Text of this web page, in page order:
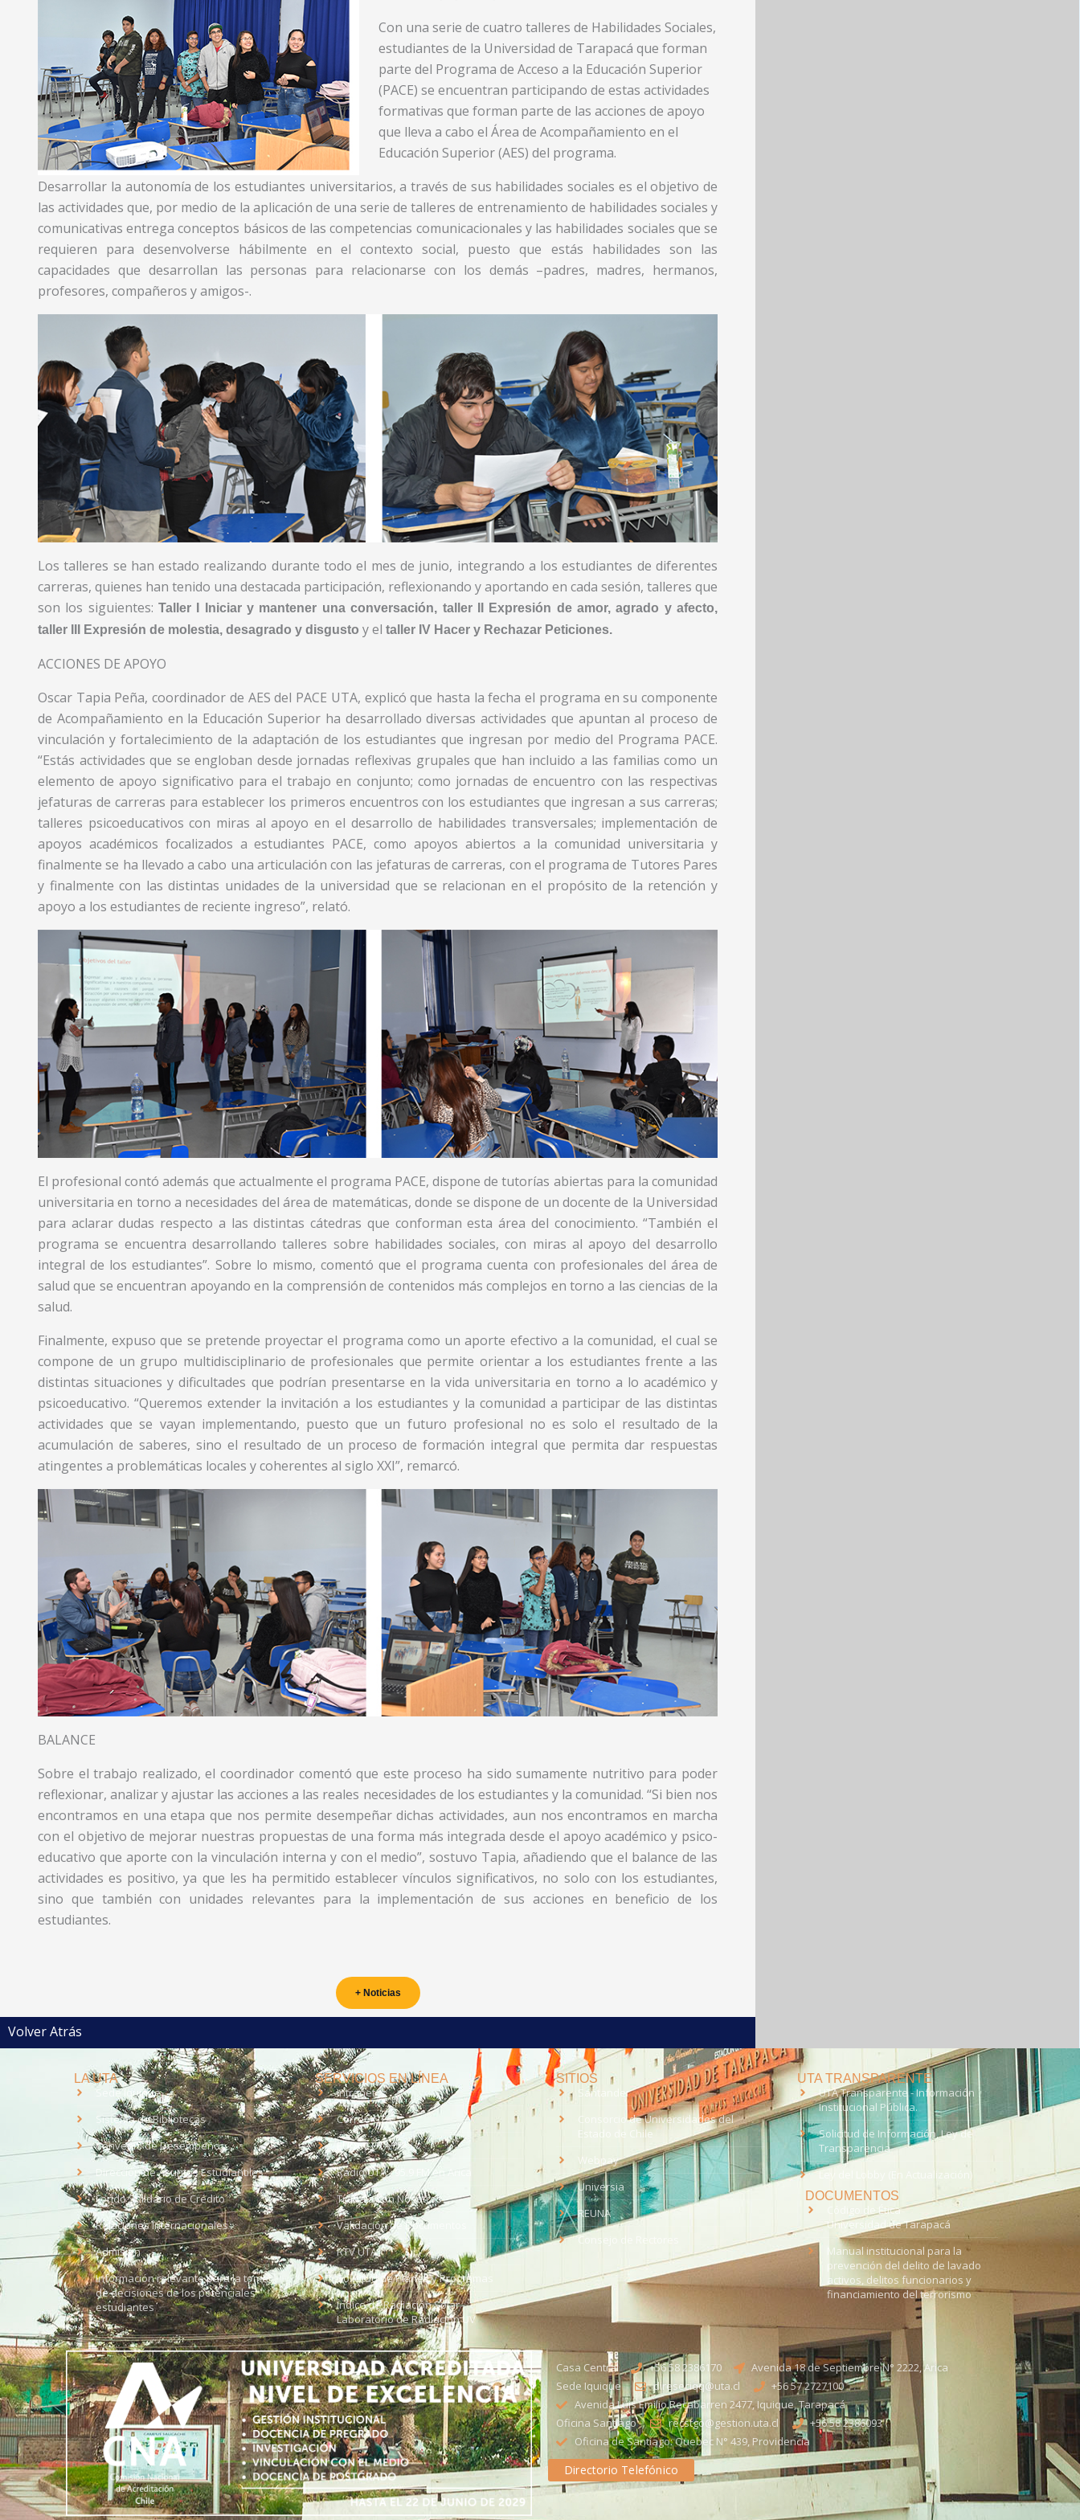
Con una serie de cuatro talleres de Habilidades Sociales,
estudiantes de la Universidad de Tarapacá que forman
parte del Programa de Acceso a la Educación Superior
(PACE) se encuentran participando de estas actividades
formativas que forman parte de las acciones de apoyo
que lleva a cabo el Área de Acompañamiento en el
Educación Superior (AES) del programa.
Desarrollar la autonomía de los estudiantes universitarios, a través de sus habilidades sociales es el objetivo de
las actividades que, por medio de la aplicación de una serie de talleres de entrenamiento de habilidades sociales y
comunicativas entrega conceptos básicos de las competencias comunicacionales y las habilidades sociales que se
requieren para desenvolverse hábilmente en el contexto social, puesto que estás habilidades son las
capacidades que desarrollan las personas para relacionarse con los demás –padres, madres, hermanos,
profesores, compañeros y amigos-.
Los talleres se han estado realizando durante todo el mes de junio, integrando a los estudiantes de diferentes
carreras, quienes han tenido una destacada participación, reflexionando y aportando en cada sesión, talleres que
son los siguientes:Taller Iniciar y mantener una conversación, taller II
Expresión de amor, agrado y afecto,
taller III Expresión de molestia, desagrado y disgusto y el taller IV Hacer y Rechazar Peticiones.
ACCIONES DE APOYO
Oscar Tapia Peña, coordinador de AES del PACE UTA, explicó que hasta la fecha el programa en su componente
de Acompañamiento en la Educación Superior ha desarrollado diversas actividades que apuntan al proceso de
vinculación y fortalecimiento de la adaptación de los estudiantes que ingresan por medio del Programa PACE.
“Estás actividades que se engloban desde jornadas reflexivas grupales que han incluido a las familias como un
elemento de apoyo significativo para el trabajo en conjunto; como jornadas de encuentro con las respectivas
jefaturas de carreras para establecer los primeros encuentros con los estudiantes que ingresan a sus carreras;
talleres psicoeducativos con miras al apoyo en el desarrollo de habilidades transversales; implementación de
apoyos académicos focalizados a estudiantes PACE, como apoyos abiertos a la comunidad universitaria y
finalmente se ha llevado a cabo una articulación con las jefaturas de carreras, con el programa de Tutores Pares
y finalmente con las distintas unidades de la universidad que se relacionan en el propósito de la retención y
apoyo a los estudiantes de reciente ingreso”, relató.
El profesional contó además que actualmente el programa PACE, dispone de tutorías abiertas para la comunidad
universitaria en torno a necesidades del área de matemáticas, donde se dispone de un docente de la Universidad
para aclarar dudas respecto a las distintas cátedras que conforman esta área del conocimiento. “También el
programa se encuentra desarrollando talleres sobre habilidades sociales, con miras al apoyo del desarrollo
integral de los estudiantes”. Sobre lo mismo, comentó que el programa cuenta con profesionales del área de
salud que se encuentran apoyando en la comprensión de contenidos más complejos en torno a las ciencias de la
salud.
Finalmente, expuso que se pretende proyectar el programa como un aporte efectivo a la comunidad, el cual se
compone de un grupo multidisciplinario de profesionales que permite orientar a los estudiantes frente a las
distintas situaciones y dificultades que podrían presentarse en la vida universitaria en torno a lo académico y
psicoeducativo. “Queremos extender la invitación a los estudiantes y la comunidad a participar de las distintas
actividades que se vayan implementando, puesto que un futuro profesional no es solo el resultado de la
acumulación de saberes, sino el resultado de un proceso de formación integral que permita dar respuestas
atingentes a problemáticas locales y coherentes al siglo XXI”, remarcó.
BALANCE
Sobre el trabajo realizado, el coordinador comentó que este proceso ha sido sumamente nutritivo para poder
reflexionar, analizar y ajustar las acciones a las reales necesidades de los estudiantes y la comunidad. “Si bien nos
encontramos en una etapa que nos permite desempeñar dichas actividades, aun nos encontramos en marcha
con el objetivo de mejorar nuestras propuestas de una forma más integrada desde el apoyo académico y psico-
educativo que aporte con la vinculación interna y con el medio”, sostuvo Tapia, añadiendo que el balance de las
actividades es positivo, ya que les ha permitido establecer vínculos significativos, no solo con los estudiantes,
sino que también con unidades relevantes para la implementación de sus acciones en beneficio de los
estudiantes.
+ Noticias
Volver Atrás
LA UTA
Sede Iquique
Sistema de Bibliotecas
Convenio de Desempeño
Dirección de Asuntos Estudiantiles
Fondo Solidario de Crédito
Relaciones Internacionales
Admisión
Información relevante para la toma
de decisiones de los potenciales
estudiantes
SERVICIOS EN LÍNEA
Intranet
Correo UTA
EUDEV UTAmed
Radio UTA - 95.9 FM en Arica
Trabaja con Nosotros
Validación de Documentos
RTV UTA
Solicitud de Planes y Programas
Índice de Radiación Solar -
Laboratorio de Radiación UV
SITIOS
Santander
Consorcio de Universidades del
Estado de Chile
Webpay
Universia
REUNA
UTA TRANSPARENTE
UTA Transparente - Información
Institucional Pública.
Solicitud de Información, Ley de
Transparencia
Ley del Lobby (En Actualización)
DOCUMENTOS
Código de Ética
Universidad de Tarapacá
Manual institucional para la
prevención del delito de lavado
activos, delitos funcionarios y
financiamiento del terrorismo
Casa Central +56 58 2386170
Avenida 18 de Septiembre N° 2222, Arica
Sede Iquique
direseciqq@uta.cl
+56 57 2727100​
Avenida Luis Emilio Recabarren 2477, Iquique, Tarapacá
Oficina Santiago
recstgo@gestion.uta.cl
+56 58 2386093
Oficina de Santiago: Quebec N° 439, Providencia
Directorio Telefónico